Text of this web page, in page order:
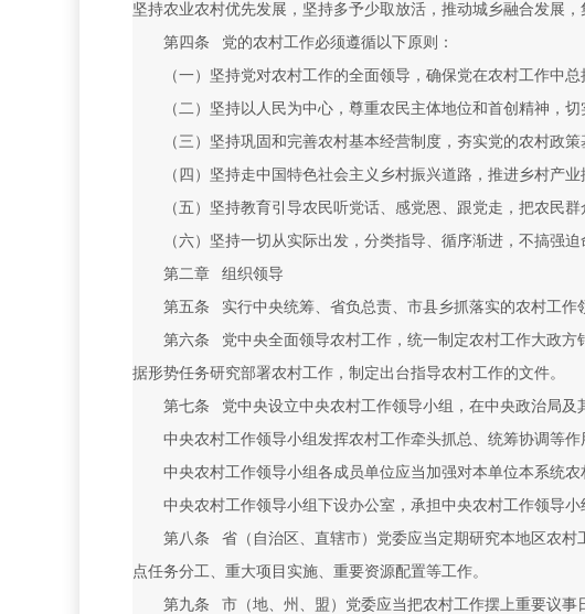
坚持农业农村优先发展，坚持多予少取放活，推动城乡融合发展
第四条 党的农村工作必须遵循以下原则：
（一）坚持党对农村工作的全面领导，确保党在农村工作中
（二）坚持以人民为中心，尊重农民主体地位和首创精神，
（三）坚持巩固和完善农村基本经营制度，夯实党的农村政策
（四）坚持走中国特色社会主义乡村振兴道路，推进乡村产
（五）坚持教育引导农民听党话、感党恩、跟党走，把农民
（六）坚持一切从实际出发，分类指导、循序渐进，不搞强迫
第二章 组织领导
第五条 实行中央统筹、省负总责、市县乡抓落实的农村工作
第六条 党中央全面领导农村工作，统一制定农村工作大政方
据形势任务研究部署农村工作，制定出台指导农村工作的文件。
第七条 党中央设立中央农村工作领导小组，在中央政治局及
中央农村工作领导小组发挥农村工作牵头抓总、统筹协调等
中央农村工作领导小组各成员单位应当加强对本单位本系统
中央农村工作领导小组下设办公室，承担中央农村工作领导小
第八条 省（自治区、直辖市）党委应当定期研究本地区农村
点任务分工、重大项目实施、重要资源配置等工作。
第九条 市（地、州、盟）党委应当把农村工作摆上重要议事